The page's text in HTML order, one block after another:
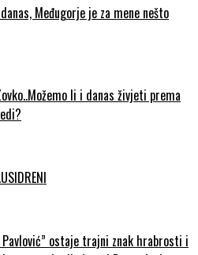
Međugorje je za mene nešto
li i danas živjeti prema
ostaje trajni znak hrabrosti i